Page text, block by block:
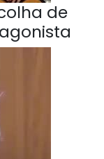
de